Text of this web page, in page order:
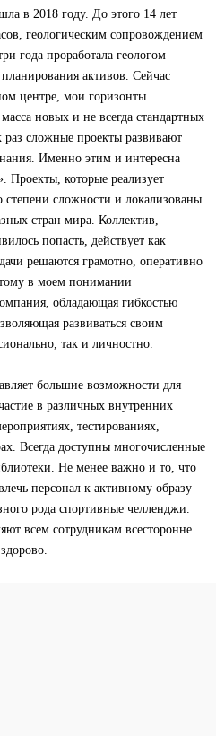
в 2018 году. До этого 14 лет
геологическим сопровождением
года проработала геологом
активов. Сейчас
центре, мои горизонты
новых и не всегда стандартных
раз сложные проекты развивают
Именно этим и интересна
Проекты, которые реализует
степени сложности и локализованы
стран мира. Коллектив,
попасть, действует как
решаются грамотно, оперативно
в моем понимании
обладающая гибкостью
развиваться своим
так и личностно.
большие возможности для
в различных внутренних
тестированиях,
Всегда доступны многочисленные
Не менее важно и то, что
персонал к активному образу
рода спортивные челленджи.
всем сотрудникам всесторонне